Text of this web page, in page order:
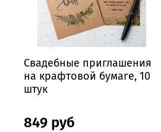
Свадебные приглашения
на крафтовой бумаге, 10
штук
849 руб